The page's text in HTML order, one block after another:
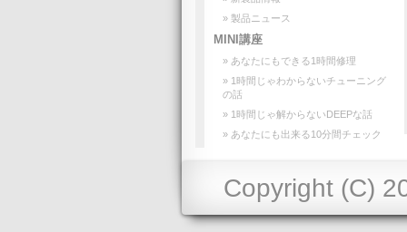
» 製品ニュース
MINI講座
» あなたにもできる1時間修理
» 1時間じゃわからないチューニング
の話
» 1時間じゃ解からないDEEPな話
» あなたにも出来る10分間チェック
Copyright (C)